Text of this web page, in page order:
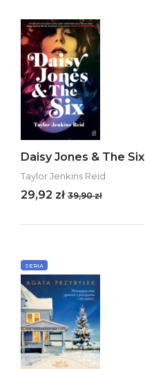
Daisy Jones & The Six
Taylor Jenkins Reid
29,92 zł 39,90 zł
SERIA